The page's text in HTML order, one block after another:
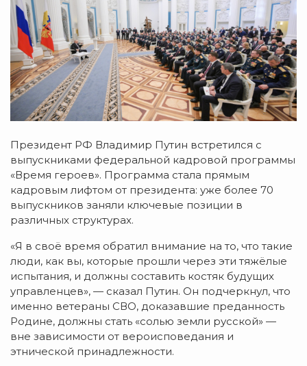
Президент РФ Владимир Путин встретился с
выпускниками федеральной кадровой программы
«Время героев». Программа стала прямым
кадровым лифтом от президента: уже более 70
выпускников заняли ключевые позиции в
различных структурах.
«Я в своё время обратил внимание на то, что такие
люди, как вы, которые прошли через эти тяжёлые
испытания, и должны составить костяк будущих
управленцев», — сказал Путин. Он подчеркнул, что
именно ветераны СВО, доказавшие преданность
Родине, должны стать «солью земли русской» —
вне зависимости от вероисповедания и
этнической принадлежности.